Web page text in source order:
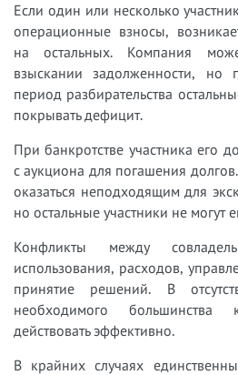
Если один или несколько
операционные взносы,
на остальных. Компания
взыскании задолженности, но
период разбирательства
покрывать дефицит.
При банкротстве участника его
с аукциона для погашения
оказаться неподходящим для
но остальные участники не могут
Конфликты между
использования, расходов,
принятие решений. В
необходимого
действовать эффективно.
В крайних случаях